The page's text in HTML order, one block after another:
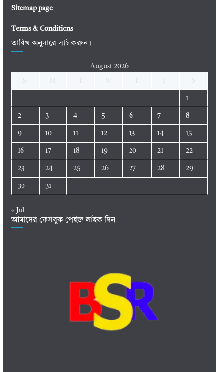
Sitemap page
Terms & Conditions
তারিখ অনুসারে সার্চ করুন।
August 2026
1
2 3 4 5 6 7 8
9 10 11 12 13 14 15
16 17 18 19 20 21 22
23 24 25 26 27 28 29
30 31
« Jul
আমাদের ফেসবুক পেইজ লাইক দিন